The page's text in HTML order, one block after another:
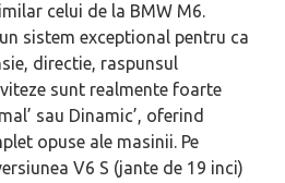
celui de la BMW M6.
sistem exceptional pentru ca
directie, raspunsul
sunt realmente foarte
sau Dinamic’, oferind
opuse ale masinii. Pe
V6 S (jante de 19 inci)